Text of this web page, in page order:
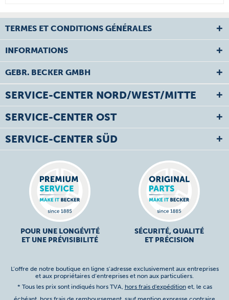
TERMES ET CONDITIONS GÉNÉRALES
INFORMATIONS
GEBR. BECKER GMBH
SERVICE-CENTER NORD/WEST/MITTE
SERVICE-CENTER OST
SERVICE-CENTER SÜD
POUR UNE LONGÉVITÉ
ET UNE PRÉVISIBILITÉ
SÉCURITÉ, QUALITÉ
ET PRÉCISION
L’offre de notre boutique en ligne s’adresse exclusivement aux entreprises
et aux propriétaires d’entreprises et non aux particuliers.
* Tous les prix sont indiqués hors TVA, hors frais d'expéditionet, le cas